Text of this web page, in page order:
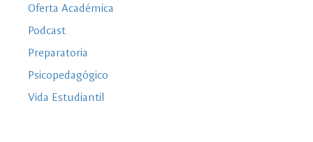
Oferta Académica
Podcast
Preparatoria
Psicopedagógico
Vida Estudiantil